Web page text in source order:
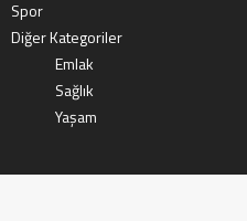
Spor
Diğer Kategoriler
Emlak
Sağlık
Yaşam